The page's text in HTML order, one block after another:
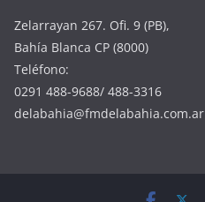
Zelarrayan 267. Ofi. 9 (PB),
Bahía Blanca CP (8000)
Teléfono:
0291 488-9688/ 488-3316
delabahia@fmdelabahia.com.ar